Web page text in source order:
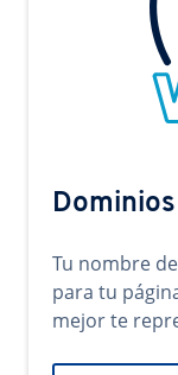
Dominios
Tu nombre
para tu
mejor te